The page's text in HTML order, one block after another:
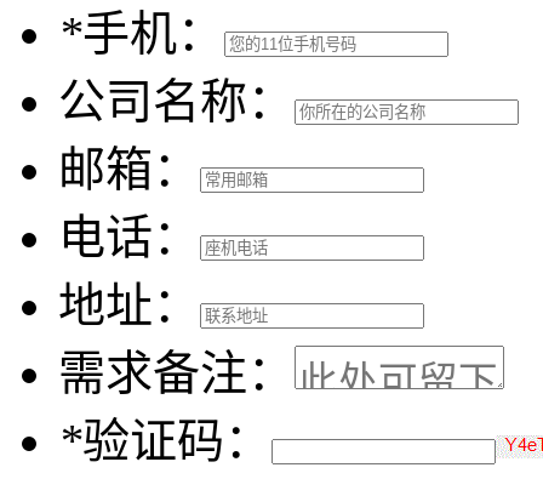
*手机：
公司名称：
邮箱：
电话：
地址：
需求备注：
*验证码：